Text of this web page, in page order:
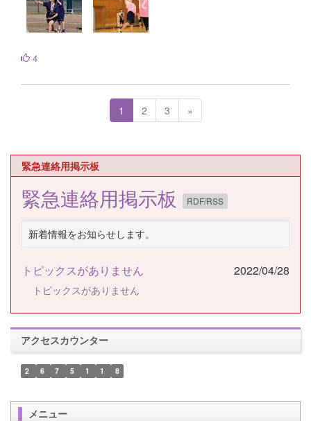
4
1 2 3 »
緊急連絡用掲示板
緊急連絡用掲示板 RDF/RSS
新着情報をお知らせします。
トピックスがありません 2022/04/28
トピックスがありません
アクセスカウンター
2 6 7 5 1 1 8
メニュー